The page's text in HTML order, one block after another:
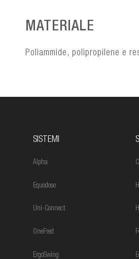
MATERIALE
Poliammide, polipropilene e
SISTEMI
Alpha
Equodose
Uni-Connect
OneFred
ErgoSwing